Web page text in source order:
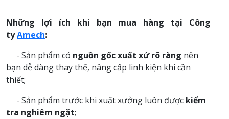
Những lợi ích khi bạn mua hàng tại Công
tyAmech:
- Sản phẩm có nguồn gốc xuất xứ rõ ràng nên
bạn dễ dàng thay thế, nâng cấp linh kiện khi cần
thiết;
- Sản phẩm trước khi xuất xưởng luôn được kiểm
tra nghiêm ngặt;